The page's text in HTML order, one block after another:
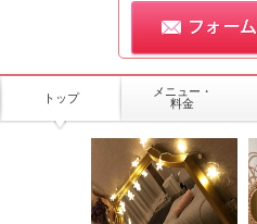
トップ
メニュー・
料金